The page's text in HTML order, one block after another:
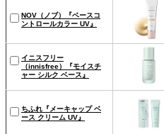
NOV（ノブ）『ベースコ
ントロールカラー UV』
イニスフリー
（innisfree）『モイスチ
ャー シルク ベース』
ちふれ『メーキャップ ベ
ース クリーム UV』